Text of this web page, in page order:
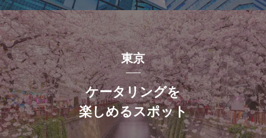
東京
ケータリングを
楽しめるスポット